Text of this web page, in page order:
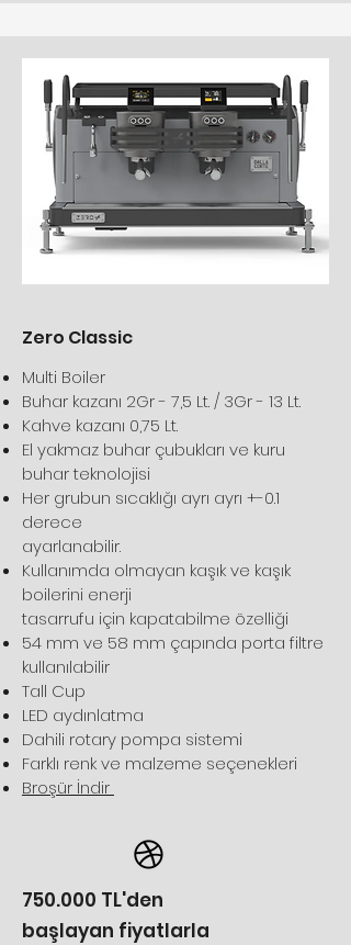
Zero Classic
Multi Boiler
Buhar kazanı 2Gr - 7,5 Lt. / 3Gr - 13 Lt.
Kahve kazanı 0,75 Lt.
El yakmaz buhar çubukları ve kuru
buhar teknolojisi
Her grubun sıcaklığı ayrı ayrı +-0.1
derece
ayarlanabilir.
Kullanımda olmayan kaşık ve kaşık
boilerini enerji
tasarrufu için kapatabilme özelliği
54 mm ve 58 mm çapında porta filtre
kullanılabilir
Tall Cup
LED aydınlatma
Dahili rotary pompa sistemi
Farklı renk ve malzeme seçenekleri
Broşür İndir
750.000 TL'den
başlayan fiyatlarla